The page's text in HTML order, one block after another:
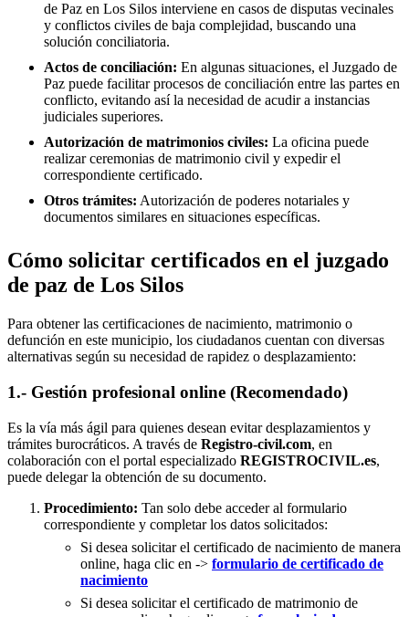
de Paz en Los Silos interviene en casos de disputas vecinales
y conflictos civiles de baja complejidad, buscando una
solución conciliatoria.
Actos de conciliación: En algunas situaciones, el Juzgado de
Paz puede facilitar procesos de conciliación entre las partes en
conflicto, evitando así la necesidad de acudir a instancias
judiciales superiores.
Autorización de matrimonios civiles: La oficina puede
realizar ceremonias de matrimonio civil y expedir el
correspondiente certificado.
Otros trámites: Autorización de poderes notariales y
documentos similares en situaciones específicas.
Cómo solicitar certificados en el juzgado
de paz de Los Silos
Para obtener las certificaciones de nacimiento, matrimonio o
defunción en este municipio, los ciudadanos cuentan con diversas
alternativas según su necesidad de rapidez o desplazamiento:
1.- Gestión profesional online (Recomendado)
Es la vía más ágil para quienes desean evitar desplazamientos y
trámites burocráticos. A través de Registro-civil.com, en
colaboración con el portal especializado REGISTROCIVIL.es,
puede delegar la obtención de su documento.
Procedimiento: Tan solo debe acceder al formulario
correspondiente y completar los datos solicitados:
Si desea solicitar el certificado de nacimiento de manera
online, haga clic en -> formulario de certificado de
nacimiento
Si desea solicitar el certificado de matrimonio de